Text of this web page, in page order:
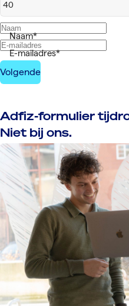
Naam*
E-mailadres*
Adfiz-formulier
Niet bij ons.